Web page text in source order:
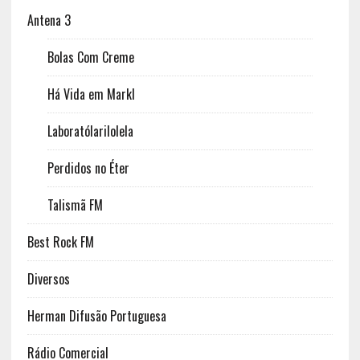
Antena 3
Bolas Com Creme
Há Vida em Markl
Laboratólarilolela
Perdidos no Éter
Talismã FM
Best Rock FM
Diversos
Herman Difusão Portuguesa
Rádio Comercial